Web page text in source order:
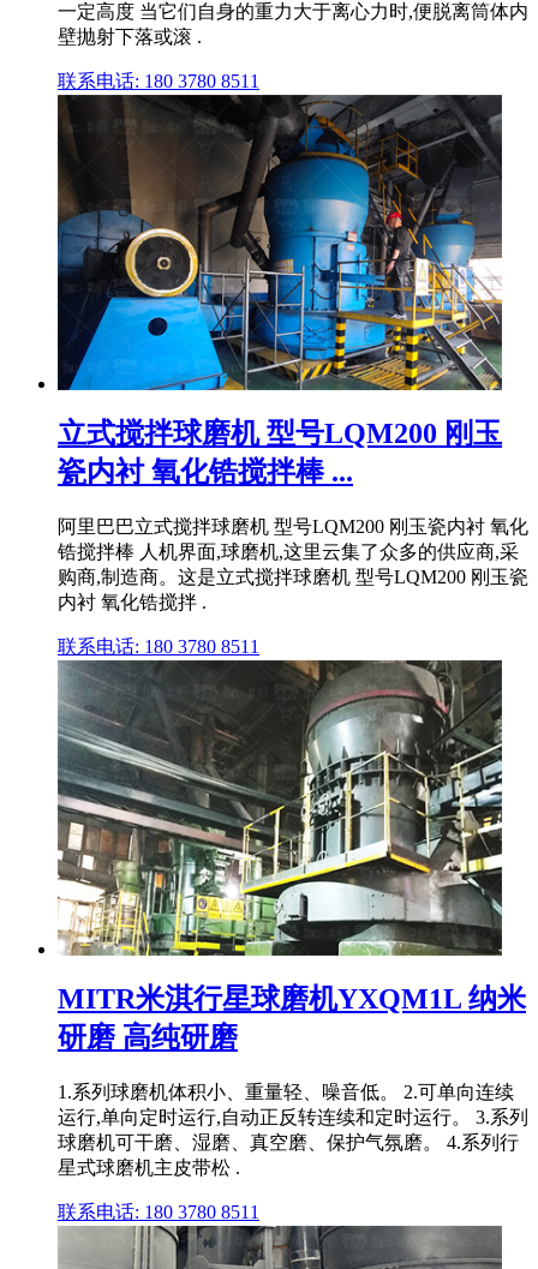
一定高度 当它们自身的重力大于离心力时,便脱离筒体内
壁抛射下落或滚 .
联系电话: 180 3780 8511
立式搅拌球磨机 型号LQM200 刚玉
瓷内衬 氧化锆搅拌棒 ...
阿里巴巴立式搅拌球磨机 型号LQM200 刚玉瓷内衬 氧化
锆搅拌棒 人机界面,球磨机,这里云集了众多的供应商,采
购商,制造商。这是立式搅拌球磨机 型号LQM200 刚玉瓷
内衬 氧化锆搅拌 .
联系电话: 180 3780 8511
MITR米淇行星球磨机YXQM1L 纳米
研磨 高纯研磨
1.系列球磨机体积小、重量轻、噪音低。 2.可单向连续
运行,单向定时运行,自动正反转连续和定时运行。 3.系列
球磨机可干磨、湿磨、真空磨、保护气氛磨。 4.系列行
星式球磨机主皮带松 .
联系电话: 180 3780 8511